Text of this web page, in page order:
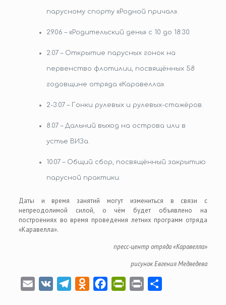
парусному спорту «Родной причал».
29.06 – «Родительский день» с 10 до 18:30.
2.07 – Открытие парусных гонок на
первенство флотилии, посвящённых 58
годовщине отряда «Каравелла».
2-3.07 – Гонки рулевых и рулевых-стажёров.
8.07 – Дальний выход на острова или в
устье ВИЗа.
10.07 – Общий сбор, посвящённый закрытию
парусной практики.
Даты и время занятий могут измениться в связи с
непреодолимой силой, о чём будет объявлено на
построениях во время проведения летних программ отряда
«Каравелла».
пресс-центр отряда «Каравелла»
рисунок Евгения Медведева
Email VK TelegramOdnoklassniki
FacebookPrintFriendly
Print